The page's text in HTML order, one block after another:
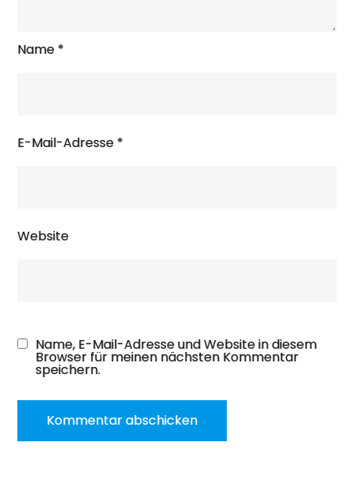
Name *
E-Mail-Adresse *
Website
Name, E-Mail-Adresse und Website in diesem
Browser für meinen nächsten Kommentar
speichern.